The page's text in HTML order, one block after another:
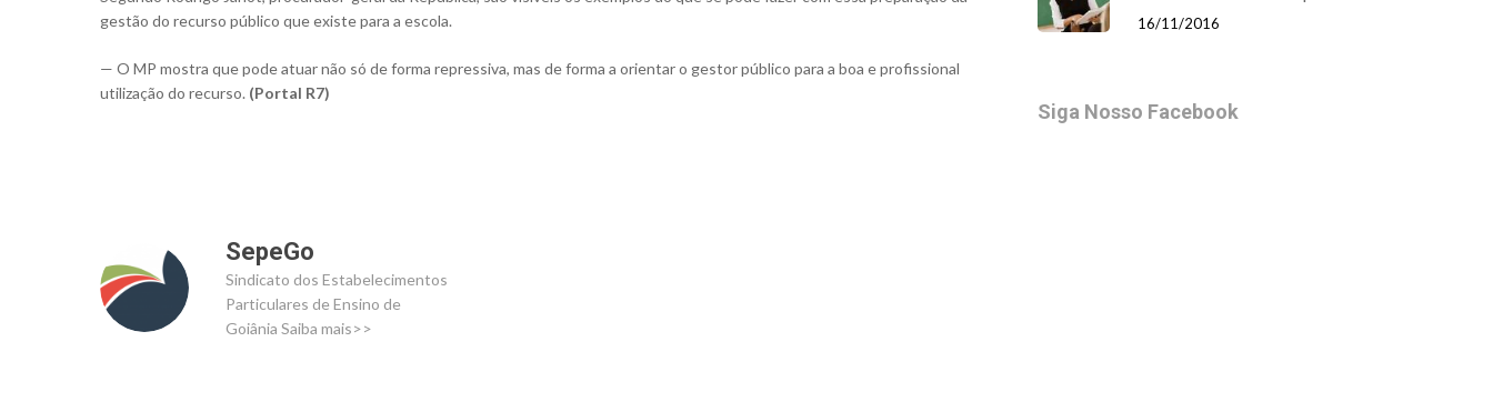
gestão do recurso público que existe para a escola.
— O MP mostra que pode atuar não só de forma repressiva, mas de forma a orientar o gestor público para a boa e profissional
utilização do recurso. (Portal R7)
SepeGo
Sindicato dos Estabelecimentos
Particulares de Ensino de
Goiânia Saiba mais>>
16/11/2016
Siga Nosso Facebook